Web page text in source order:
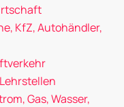
KfZ, Autohändler,
Gas, Wasser,